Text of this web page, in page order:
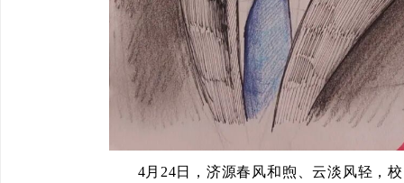
4月24日，济源春风和煦、云淡风轻，